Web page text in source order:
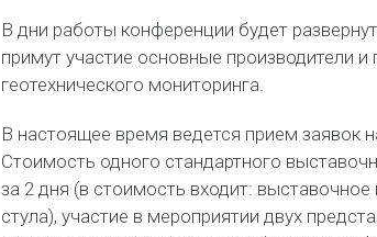
В дни работы конференции будет
примут участие основные производители
геотехнического мониторинга.
В настоящее время ведется прием заявок
Стоимость одного стандартного
за 2 дня (в стоимость входит:
стула), участие в мероприятии двух